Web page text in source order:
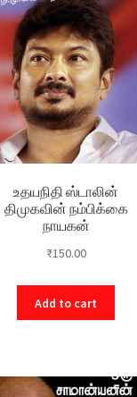
உதயநிதி ஸ்டாலின்
திமுகவின் நம்பிக்கை
நாயகன்
₹150.00
Add to cart